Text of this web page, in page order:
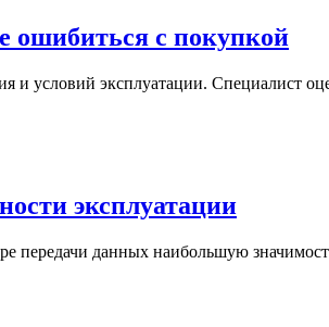
ошибиться с покупкой
и условий эксплуатации.
эксплуатации
передачи данных наибольшую